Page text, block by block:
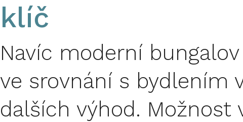
klíč
Navíc moderní
ve srovnání s bydlením
dalších výhod. Možnost